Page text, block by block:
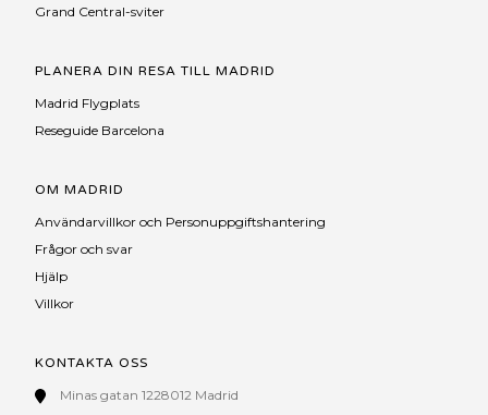
Grand Central-sviter
PLANERA DIN RESA TILL MADRID
Madrid Flygplats
Reseguide Barcelona
OM MADRID
Användarvillkor och Personuppgiftshantering
Frågor och svar
Hjälp
Villkor
KONTAKTA OSS
Minas gatan 1228012 Madrid